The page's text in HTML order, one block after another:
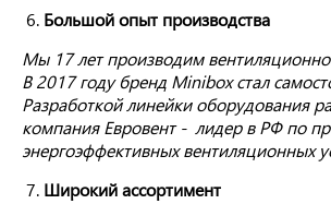
Большой опыт производства
Мы 17 лет производим
В 2017 году бренд Miniboxстал
Разработкой линейки оборудования
компания Евровент - лидер в РФ по
энергоэффективных вентиляционных
Широкий ассортимент